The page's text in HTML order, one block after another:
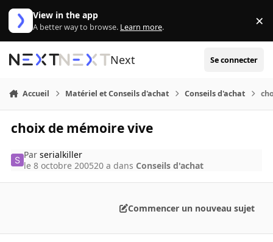
Aller au contenu
View in the app
A better way to browse. Learn more. ×
Next Se connecter
Accueil Matériel et Conseils d'achat Conseils d'achat
choix de mémoire vive
Parserialkiller
le 8 octobre 200520 a dans Conseils d'achat
Commencer un nouveau sujet